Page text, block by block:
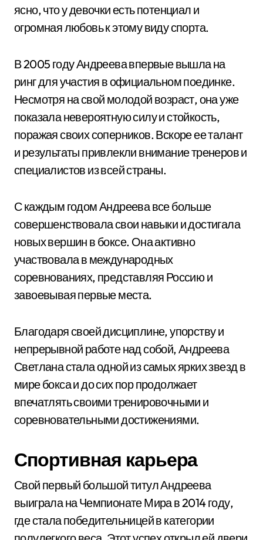
ясно, что у девочки есть потенциал и
огромная любовь к этому виду спорта.
В 2005 году Андреева впервые вышла на
ринг для участия в официальном поединке.
Несмотря на свой молодой возраст, она уже
показала невероятную силу и стойкость,
поражая своих соперников. Вскоре ее талант
и результаты привлекли внимание тренеров и
специалистов из всей страны.
С каждым годом Андреева все больше
совершенствовала свои навыки и достигала
новых вершин в боксе. Она активно
участвовала в международных
соревнованиях, представляя Россию и
завоевывая первые места.
Благодаря своей дисциплине, упорству и
непрерывной работе над собой, Андреева
Светлана стала одной из самых ярких звезд в
мире бокса и до сих пор продолжает
впечатлять своими тренировочными и
соревновательными достижениями.
Спортивная карьера
Свой первый большой титул Андреева
выиграла на Чемпионате Мира в 2014 году,
где стала победительницей в категории